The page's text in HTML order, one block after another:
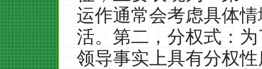
运作通常会考虑具体
活。第二，分权式：
领导事实上具有分权